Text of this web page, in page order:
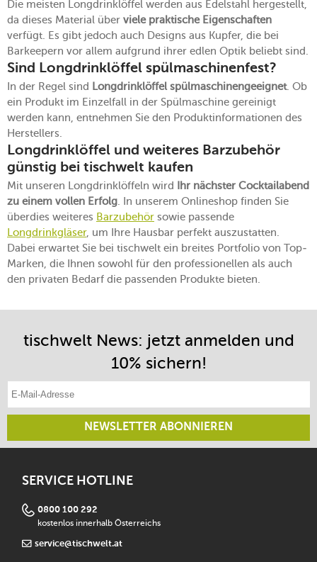
Die meisten Longdrinklöffel werden aus Edelstahl hergestellt,
da dieses Material über viele praktische Eigenschaften
verfügt. Es gibt jedoch auch Designs aus Kupfer, die bei
Barkeepern vor allem aufgrund ihrer edlen Optik beliebt sind.
Sind Longdrinklöffel spülmaschinenfest?
In der Regel sind Longdrinklöffel spülmaschinengeeignet. Ob
ein Produkt im Einzelfall in der Spülmaschine gereinigt
werden kann, entnehmen Sie den Produktinformationen des
Herstellers.
Longdrinklöffel und weiteres Barzubehör
günstig bei tischwelt kaufen
Mit unseren Longdrinklöffeln wird
Ihr nächster Cocktailabend
zu einem vollen Erfolg. In unserem Onlineshop finden Sie
überdies weiteres Barzubehör sowie passende
Longdrinkgläser, um Ihre Hausbar perfekt auszustatten.
Dabei erwartet Sie bei tischwelt ein breites Portfolio von Top-
Marken, die Ihnen sowohl für den professionellen als auch
den privaten Bedarf die passenden Produkte bieten.
tischwelt News: jetzt anmelden und
10% sichern!
E-Mail-Adresse eintragen
NEWSLETTER ABONNIEREN
SERVICE HOTLINE
0800 100 292
kostenlos innerhalb Österreichs
service@tischwelt.at